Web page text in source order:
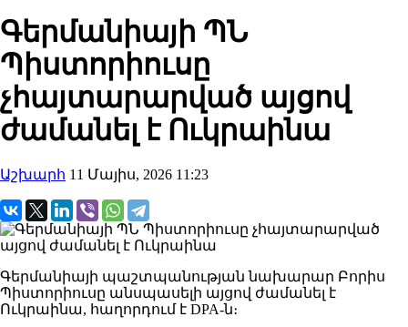
Գերմանիայի ՊՆ
Պիստորիուսը
չհայտարարված այցով
ժամանել է Ուկրաինա
Աշխարհ 11 Մայիս, 2026 11:23
Գերմանիայի պաշտպանության նախարար Բորիս
Պիստորիուսը անսպասելի այցով ժամանել է
Ուկրաինա, հաղորդում է DPA-ն։